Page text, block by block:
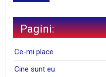
Pagini:
Ce-mi place
Cine sunt eu